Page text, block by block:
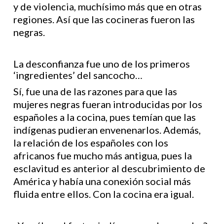
y de violencia, muchísimo más que en otras
regiones. Así que las cocineras fueron las
negras.
La desconfianza fue uno de los primeros
‘ingredientes’ del sancocho…
Sí, fue una de las razones para que las
mujeres negras fueran introducidas por los
españoles a la cocina, pues temían que las
indígenas pudieran envenenarlos. Además,
la relación de los españoles con los
africanos fue mucho más antigua, pues la
esclavitud es anterior al descubrimiento de
América y había una conexión social más
fluida entre ellos. Con la cocina era igual.